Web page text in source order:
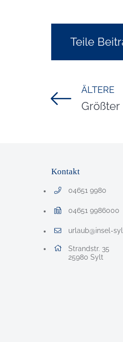
Teile
ÄLTERE
Titel für
Größter Kite-Surf Event
Kontakt
04651 9980
Telefonnummer: 0 4 6
04651 9986000
Faxnummer: 0 4 6 5 1
urlaub@insel-
E-Mail Adresse:
Adresse:
Strandstr. 35
25980 , 2 5 9 8 0
Sylt